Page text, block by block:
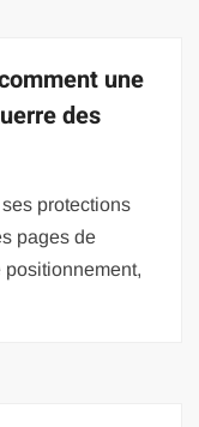
une
des
protections
pages de